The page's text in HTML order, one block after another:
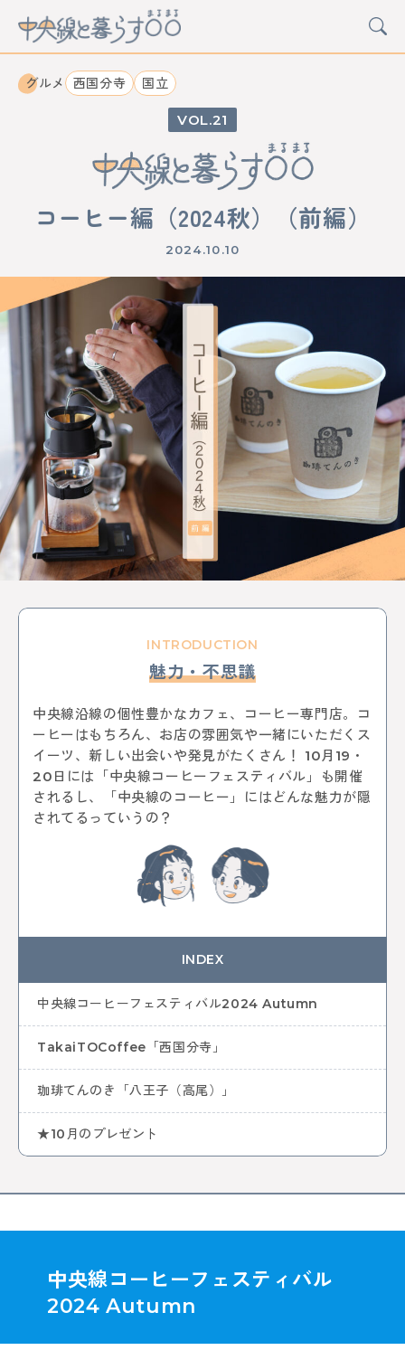
CATEGORY
カルチャー グルメ アート イベント
STATION
阿佐ケ谷 荻窪
三鷹
武蔵境 東小金井 武蔵小金井
国分寺
西国分寺
国立 立川 日野
高尾 西立川 東中神 中神
拝島
牛浜 福生 羽村 小作 河辺
東青梅
青梅
KEYWORD
イルミネーション
お菓子 三鷹
八王子
西八王子
レポート 特集
特集分割版
中央線〇〇散歩
イタリアン 国立
武蔵小金井
東小金井
和菓子 スイーツ チョコレート
写真
ポートレート
中野サンプラザ
中野ブロードウェイ
中野
サブカル 歴史
武蔵野市
ゴミ処理場 体験
ワークショップ
イベント
かき氷 阿佐ヶ谷
荻窪
農業 小金井市 西国分寺
中央線からはじまるしぇ 立川市
中央線と暮らす〇〇な人
企業
地域活性化
中央線の魅力発見
辛い物
とんがらしフェスタ
家具
雑貨 リノベーション 模様替え
食器
美術館
国分寺 西荻窪 パンまつり
桜
フォトスポット
街歩き
中央線ビールフェスティバル
ビール
グルメ
ビールフェスティバル
クラフトビール
中央線コーヒーフェスティバル
レトロ
音楽
阿佐谷 カレーなる戦い
中央線パンまつり
NTT技術史料館
ファミリー向け
ファミリーイベント
武蔵境
遊び
高円寺 NTT
おすすめ情報を投稿する
グルメ 西国分寺 国立
21
コーヒー編（2024秋）（前編）
2024.10.10
INTRODUCTION
魅力・不思議
中央線沿線の個性豊かなカフェ、コーヒー専門店。コ
ーヒーはもちろん、お店の雰囲気や一緒にいただくス
イーツ、新しい出会いや発見がたくさん！ 10月19・
20日には「中央線コーヒーフェスティバル」も開催
されるし、「中央線のコーヒー」にはどんな魅力が隠
されてるっていうの？
INDEX
中央線コーヒーフェスティバル2024 Autumn
TakaiTOCoffee「西国分寺」
珈琲てんのき「八王子（高尾）」
★10月のプレゼント
中央線コーヒーフェスティバル
2024 Autumn